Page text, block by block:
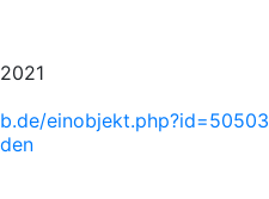
einobjekt.php?id=50503